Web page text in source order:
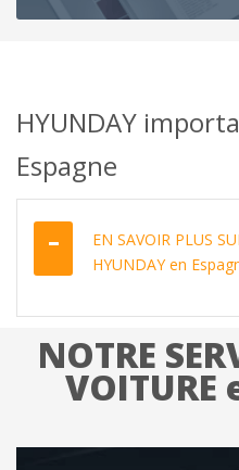
HYUNDAY
Espagne
EN SAVOIR PLUS
HYUNDAY en
NOTRE
VOITURE